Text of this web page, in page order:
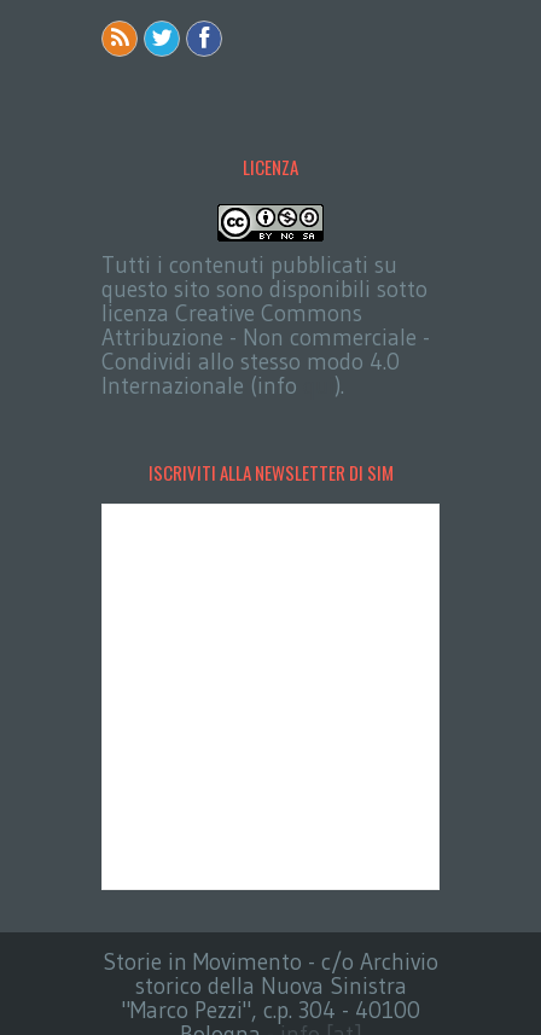
LICENZA
Tutti i contenuti pubblicati su
questo sito sono disponibili sotto
licenza Creative Commons
Attribuzione - Non commerciale -
Condividi allo stesso modo 4.0
Internazionale (info
).
ISCRIVITI ALLA NEWSLETTER DI SIM
Storie in Movimento - c/o Archivio
storico della Nuova Sinistra
"Marco Pezzi", c.p. 304 - 40100